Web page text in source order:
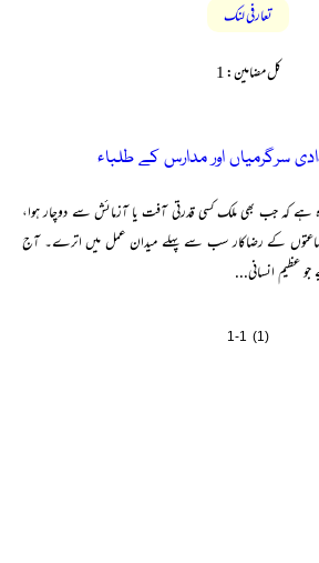
تعارفی لنک
کل مضامین: 1
سرگرمیاں اور مدارس کے طلباء
ہے کہ جب بھی ملک کسی قدرتی آفت یا آزمائش سے دوچار ہوا،
جماعتوں کے رضاکار سب سے پہلے میدان عمل میں اترے۔ آج
عظیم انسانی...
1-1 (1)